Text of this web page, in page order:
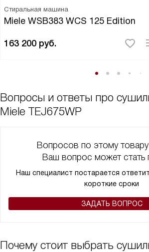
Стиральная машина
Miele WSB383 WCS 125 Edition
163 200 руб.
Вопросы и ответы про
Miele TEJ675WP
Вопросов по этому товару
Ваш вопрос может стать
Наш специалист постарается
короткие сроки
ЗАДАТЬ ВОПРОС
Почему стоит выбрать